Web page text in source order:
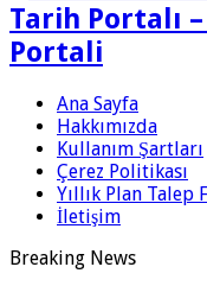
Tarih Portalı
Portali
Ana Sayfa
Hakkımızda
Kullanım Şartları
Çerez Politikası
Yıllık Plan Talep
İletişim
Breaking News